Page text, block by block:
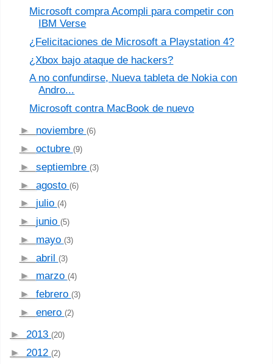
Microsoft compra Acompli para competir con
IBM Verse
¿Felicitaciones de Microsoft a Playstation 4?
¿Xbox bajo ataque de hackers?
A no confundirse, Nueva tableta de Nokia con
Andro...
Microsoft contra MacBook de nuevo
► noviembre (6)
► octubre (9)
► septiembre (3)
► agosto (6)
► julio (4)
► junio (5)
► mayo (3)
► abril (3)
► marzo (4)
► febrero (3)
► enero (2)
► 2013 (20)
► 2012 (2)